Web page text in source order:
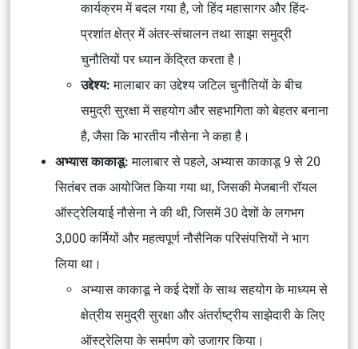
कार्यक्रम में बदल गया है, जो हिंद महासागर और हिंद-
प्रशांत क्षेत्र में अंतर-संचालन तथा साझा समुद्री
चुनौतियों पर ध्यान केंद्रित करता है।
उद्देश्य:मालाबार का उद्देश्य जटिल चुनौतियों के बीच
समुद्री सुरक्षा में सहयोग और सहभागिता को बेहतर बनाना
है, जैसा कि भारतीय नौसेना ने कहा है।
अभ्यास काकाडू: मालाबार से पहले, अभ्यास काकाडू 9 से 20
सितंबर तक आयोजित किया गया था, जिसकी मेजबानी रॉयल
ऑस्ट्रेलियाई नौसेना ने की थी, जिसमें 30 देशों के लगभग
3,000 कर्मियों और महत्वपूर्ण नौसैनिक परिसंपत्तियों ने भाग
लिया था।
अभ्यास काकाडू ने कई देशों के साथ सहयोग के माध्यम से
क्षेत्रीय समुद्री सुरक्षा और अंतर्राष्ट्रीय साझेदारी के लिए
ऑस्ट्रेलिया के समर्पण को उजागर किया।